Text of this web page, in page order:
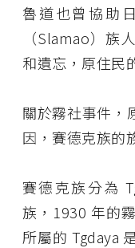
魯道也曾協助
（Slamao）族
和遺忘，原住民
關於霧社事件，
因，賽德克族的
賽德克族分為
族，1930 年的
所屬的 Tgdaya